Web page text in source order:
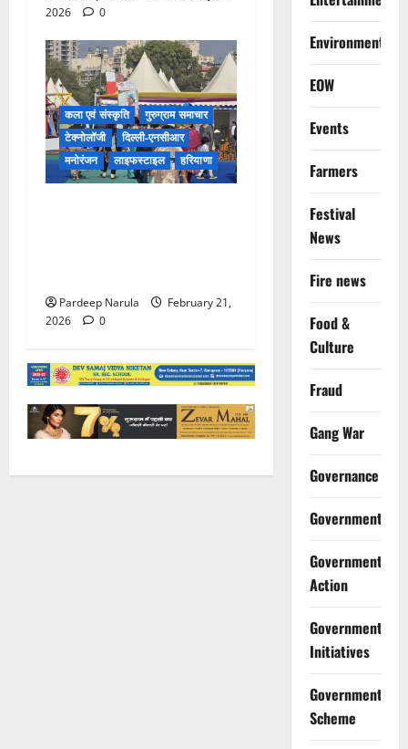
2026
0
कला एवं संस्कृति
गुरुग्राम समाचार
टेक्नोलॉजी
दिल्ली-एनसीआर
मनोरंजन
लाइफस्टाइल हरियाणा
Pardeep Narula
February 21,
2026
0
Environment
EOW
Events
Farmers
Festival
News
Fire news
Food &
Culture
Fraud
Gang War
Governance
Government
Government
Action
Government
Initiatives
Government
Scheme